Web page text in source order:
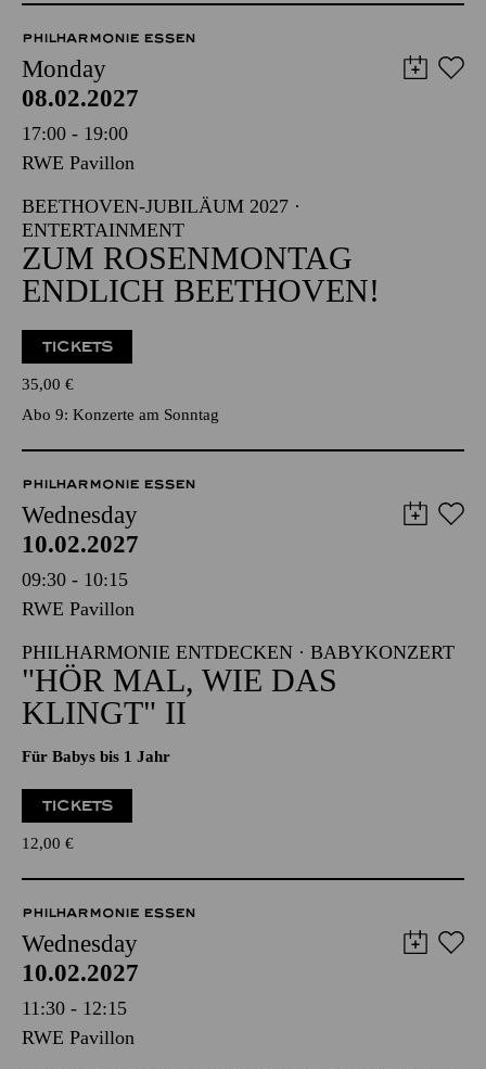
PHILHARMONIE ESSEN
Monday
08.02.2027
17:00 - 19:00
RWE Pavillon
BEETHOVEN-JUBILÄUM 2027 ·
ENTERTAINMENT
ZUM ROSENMONTAG
ENDLICH BEETHOVEN!
TICKETS
35,00 €
Abo 9: Konzerte am Sonntag
PHILHARMONIE ESSEN
Wednesday
10.02.2027
09:30 - 10:15
RWE Pavillon
PHILHARMONIE ENTDECKEN · BABYKONZERT
"HÖR MAL, WIE DAS
KLINGT" II
Für Babys bis 1 Jahr
TICKETS
12,00 €
PHILHARMONIE ESSEN
Wednesday
10.02.2027
11:30 - 12:15
RWE Pavillon